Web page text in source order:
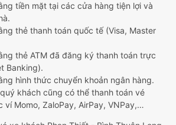
tiền mặt tại các cửa hàng tiện lợi và
thẻ thanh toán quốc tế (Visa, Master
thẻ ATM đã đăng ký thanh toán trực
Banking).
hình thức chuyển khoản ngân hàng.
khách cũng có thể thanh toán vé
ví Momo, ZaloPay, AirPay, VNPay,…